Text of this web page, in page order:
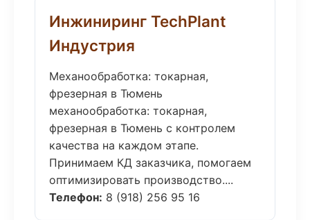
Инжиниринг TechPlant
Индустрия
Механообработка: токарная,
фрезерная в Тюмень
механообработка: токарная,
фрезерная в Тюмень с контролем
качества на каждом этапе.
Принимаем КД заказчика, помогаем
оптимизировать производство....
Телефон: 8 (918) 256 95 16